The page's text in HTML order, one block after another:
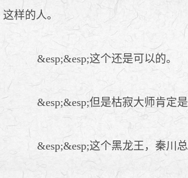
这样的人。
&esp;&esp;这个还是可以的。
&esp;&esp;但是枯寂大师肯定
&esp;&esp;这个黑龙王，秦川总